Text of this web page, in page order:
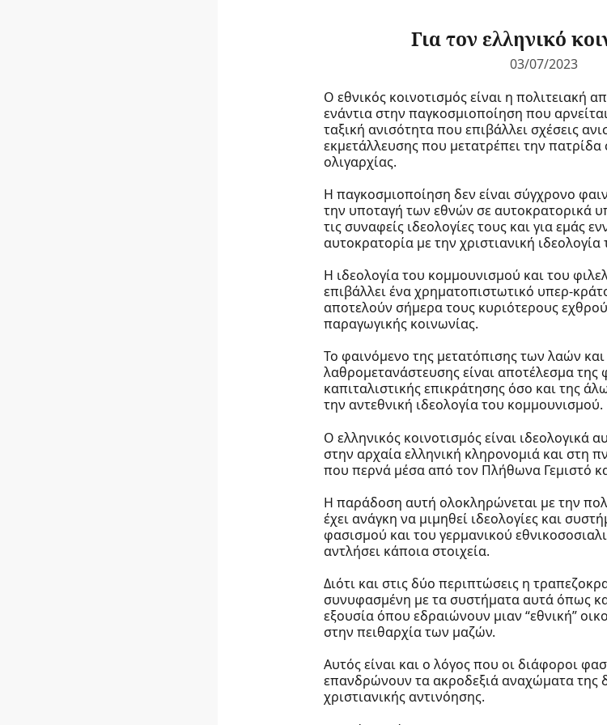
Για τον ελληνικό
03/07/2023
Ο εθνικός κοινοτισμός είναι η πολιτειακή
ενάντια στην παγκοσμιοποίηση που
ταξική ανισότητα που επιβάλλει σχέσεις
εκμετάλλευσης που μετατρέπει την πατρίδα
ολιγαρχίας.
Η παγκοσμιοποίηση δεν είναι σύγχρονο
την υποταγή των εθνών σε αυτοκρατορικά
τις συναφείς ιδεολογίες τους και για εμάς
αυτοκρατορία με την χριστιανική ιδεολογία
Η ιδεολογία του κομμουνισμού και του
επιβάλλει ένα χρηματοπιστωτικό υπερ-
αποτελούν σήμερα τους κυριότερους
παραγωγικής κοινωνίας.
Το φαινόμενο της μετατόπισης των λαών και
λαθρομετανάστευσης είναι αποτέλεσμα της
καπιταλιστικής επικράτησης όσο και της
την αντεθνική ιδεολογία του κομμουνισμού.
Ο ελληνικός κοινοτισμός είναι ιδεολογικά
στην αρχαία ελληνική κληρονομιά και στη
που περνά μέσα από τον Πλήθωνα Γεμιστό
Η παράδοση αυτή ολοκληρώνεται με την
έχει ανάγκη να μιμηθεί ιδεολογίες και
φασισμού και του γερμανικού
αντλήσει κάποια στοιχεία.
Διότι και στις δύο περιπτώσεις η
συνυφασμένη με τα συστήματα αυτά όπως
εξουσία όπου εδραιώνουν μιαν “εθνική”
στην πειθαρχία των μαζών.
Αυτός είναι και ο λόγος που οι διάφοροι
επανδρώνουν τα ακροδεξιά αναχώματα της
χριστιανικής αντινόησης.